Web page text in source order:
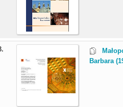
Barbara